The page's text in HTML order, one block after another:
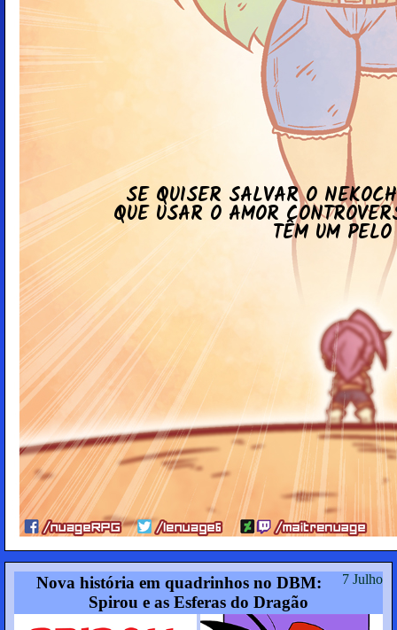
SE QUISER SALVAR O
QUE USAR O AMOR
TÊM UM PELO
7 Julho
Nova história em quadrinhos no DBM:
Spirou e as Esferas do Dragão